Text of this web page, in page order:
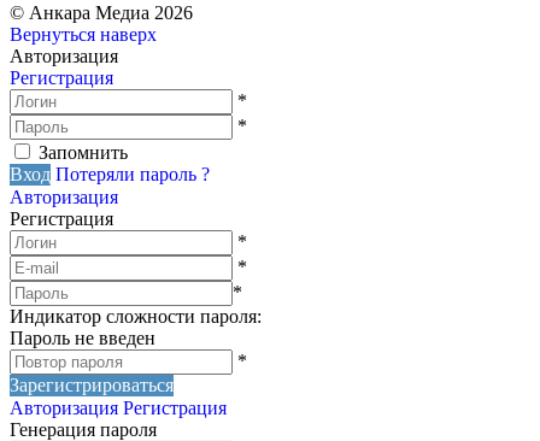
© Анкара Медиа 2026
Вернуться наверх
Авторизация
Регистрация
*
*
Запомнить
Вход Потеряли пароль ?
Авторизация
Регистрация
*
*
*
Индикатор сложности пароля:
Пароль не введен
*
Зарегистрироваться
Авторизация Регистрация
Генерация пароля